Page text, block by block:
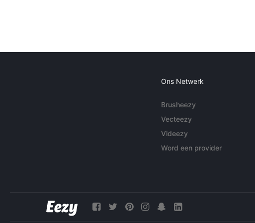
Ons Netwerk
Brusheezy
Vecteezy
Videezy
Word een provider